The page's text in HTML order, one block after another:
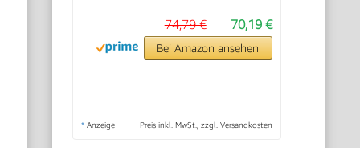
70,19 €
74,79 €
Bei Amazon ansehen
* Anzeige Preis inkl. MwSt., zzgl. Versandkosten